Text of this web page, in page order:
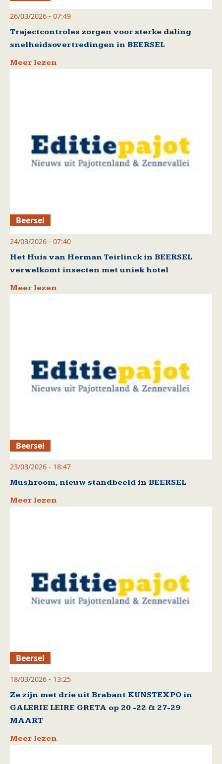
26/03/2026 - 07:49
Trajectcontroles zorgen voor sterke daling
snelheidsovertredingen in BEERSEL
Meer lezen
Beersel
24/03/2026 - 07:40
Het Huis van Herman Teirlinck in BEERSEL
verwelkomt insecten met uniek hotel
Meer lezen
Beersel
23/03/2026 - 18:47
Mushroom, nieuw standbeeld in BEERSEL
Meer lezen
Beersel
18/03/2026 - 13:25
Ze zijn met drie uit Brabant KUNSTEXPO in
GALERIE LEIRE GRETA op 20 -22 & 27-29
MAART
Meer lezen